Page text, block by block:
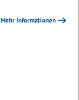
Mehr Informationen